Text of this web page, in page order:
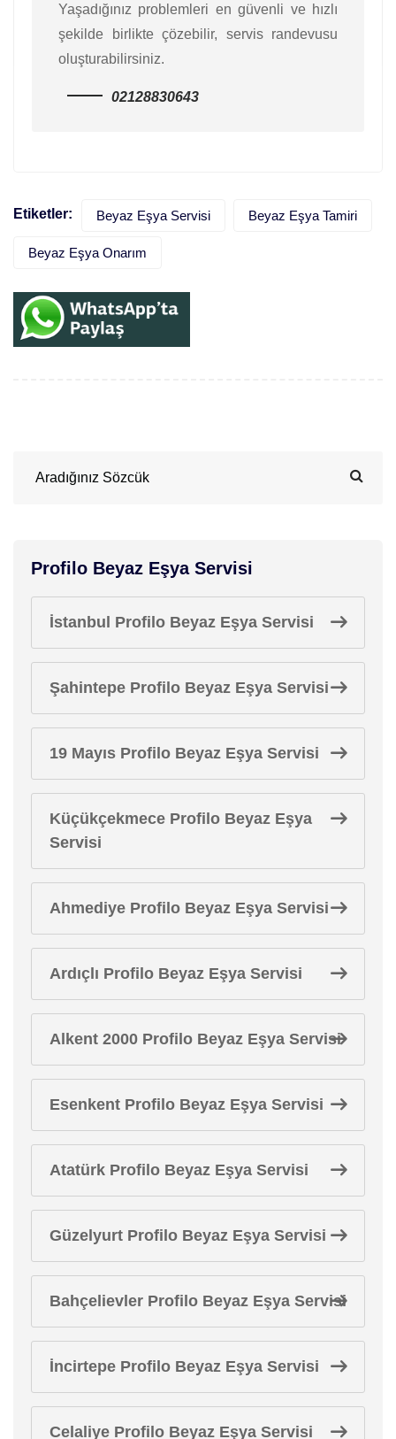
Yaşadığınız problemleri en güvenli ve hızlı
şekilde birlikte çözebilir, servis randevusu
oluşturabilirsiniz.
02128830643
Etiketler: Beyaz Eşya Servisi Beyaz Eşya Tamiri
Beyaz Eşya Onarım
Profilo Beyaz Eşya Servisi
İstanbul Profilo Beyaz Eşya Servisi
Şahintepe Profilo Beyaz Eşya Servisi
19 Mayıs Profilo Beyaz Eşya Servisi
Küçükçekmece Profilo Beyaz Eşya
Servisi
Ahmediye Profilo Beyaz Eşya Servisi
Ardıçlı Profilo Beyaz Eşya Servisi
Alkent 2000 Profilo Beyaz Eşya Servisi
Esenkent Profilo Beyaz Eşya Servisi
Atatürk Profilo Beyaz Eşya Servisi
Güzelyurt Profilo Beyaz Eşya Servisi
Bahçelievler Profilo Beyaz Eşya Servisi
İncirtepe Profilo Beyaz Eşya Servisi
Celaliye Profilo Beyaz Eşya Servisi